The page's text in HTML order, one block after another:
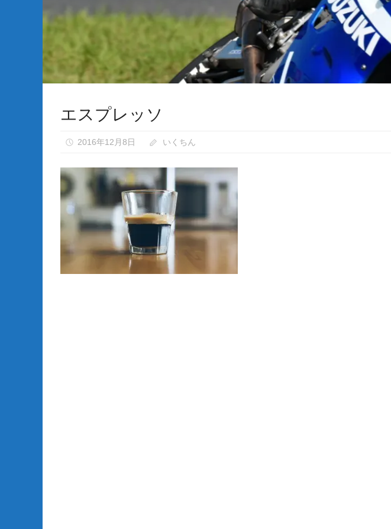
い）
エスプレッソ
2016年12月8日 いくちん